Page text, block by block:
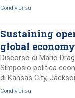
Condividi su
Sustaining
global economy
Discorso di Mario
Simposio politica
di Kansas City,
Condividi su